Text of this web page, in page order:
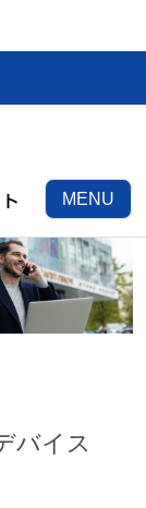
MENU
バイス